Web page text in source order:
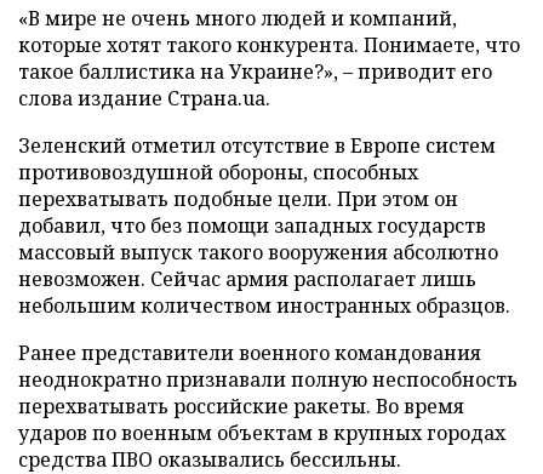
«В мире не очень много людей и компаний,
которые хотят такого конкурента. Понимаете, что
такое баллистика на Украине?», – приводит его
слова издание Страна.ua.
Зеленский отметил отсутствие в Европе систем
противовоздушной обороны, способных
перехватывать подобные цели. При этом он
добавил, что без помощи западных государств
массовый выпуск такого вооружения абсолютно
невозможен. Сейчас армия располагает лишь
небольшим количеством иностранных образцов.
Ранее представители военного командования
неоднократно признавали полную неспособность
перехватывать российские ракеты. Во время
ударов по военным объектам в крупных городах
средства ПВО оказывались бессильны.